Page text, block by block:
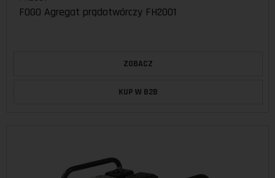
FOGO Agregat prądotwórczy FH2001
ZOBACZ
KUP W B2B